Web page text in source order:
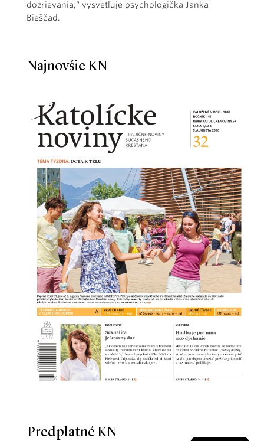
dozrievania,“ vysvetľuje psychologička Janka
Bieščad.
Najnovšie KN
Predplatné KN